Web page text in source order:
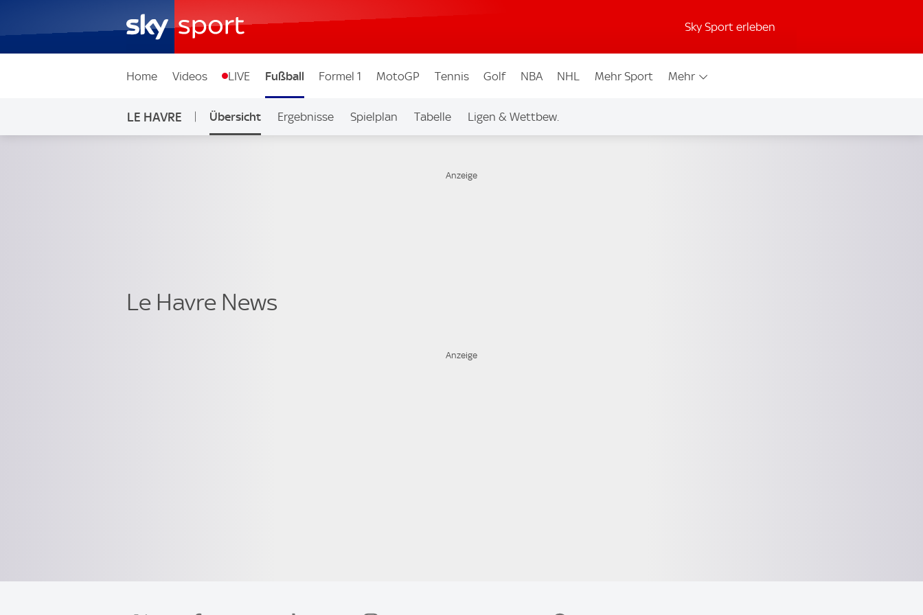
Sky Sport erleben
Home Videos LIVE Fußball Formel 1 MotoGP Tennis Golf NBA NHL Mehr Sport Mehr
LE HAVRE Übersicht Ergebnisse Spielplan Tabelle Ligen & Wettbew.
Le Havre News